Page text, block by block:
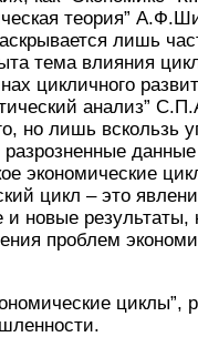
теория”
лишь
тема влияния
цикличного
анализ”
но лишь вскользь
экономические
цикл – это
новые результаты,
проблем
циклы”,